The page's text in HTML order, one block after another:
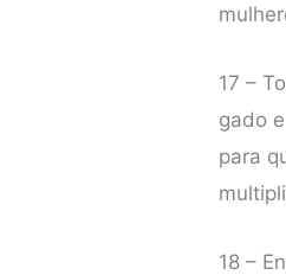
17 –
gado
para
18 –